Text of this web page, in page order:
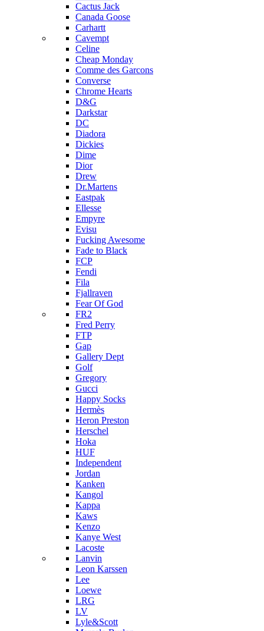
Cactus Jack
Canada Goose
Carhartt
Cavempt
Celine
Cheap Monday
Comme des Garcons
Converse
Chrome Hearts
D&G
Darkstar
DC
Diadora
Dickies
Dime
Dior
Drew
Dr.Martens
Eastpak
Ellesse
Empyre
Evisu
Fucking Awesome
Fade to Black
FCP
Fendi
Fila
Fjallraven
Fear Of God
FR2
Fred Perry
FTP
Gap
Gallery Dept
Golf
Gregory
Gucci
Happy Socks
Hermès
Heron Preston
Hersсhel
Hoka
HUF
Independent
Jordan
Kanken
Kangol
Kappa
Kaws
Kenzo
Kanye West
Lacoste
Lanvin
Leon Karssen
Lee
Loewe
LRG
LV
Lyle&Scott